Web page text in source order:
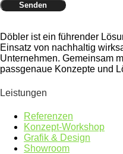
Senden
Döbler ist ein führender
Einsatz von nachhaltig
Unternehmen. Gemeinsam
passgenaue Konzepte und
Leistungen
Referenzen
Konzept-Workshop
Grafik & Design
Showroom